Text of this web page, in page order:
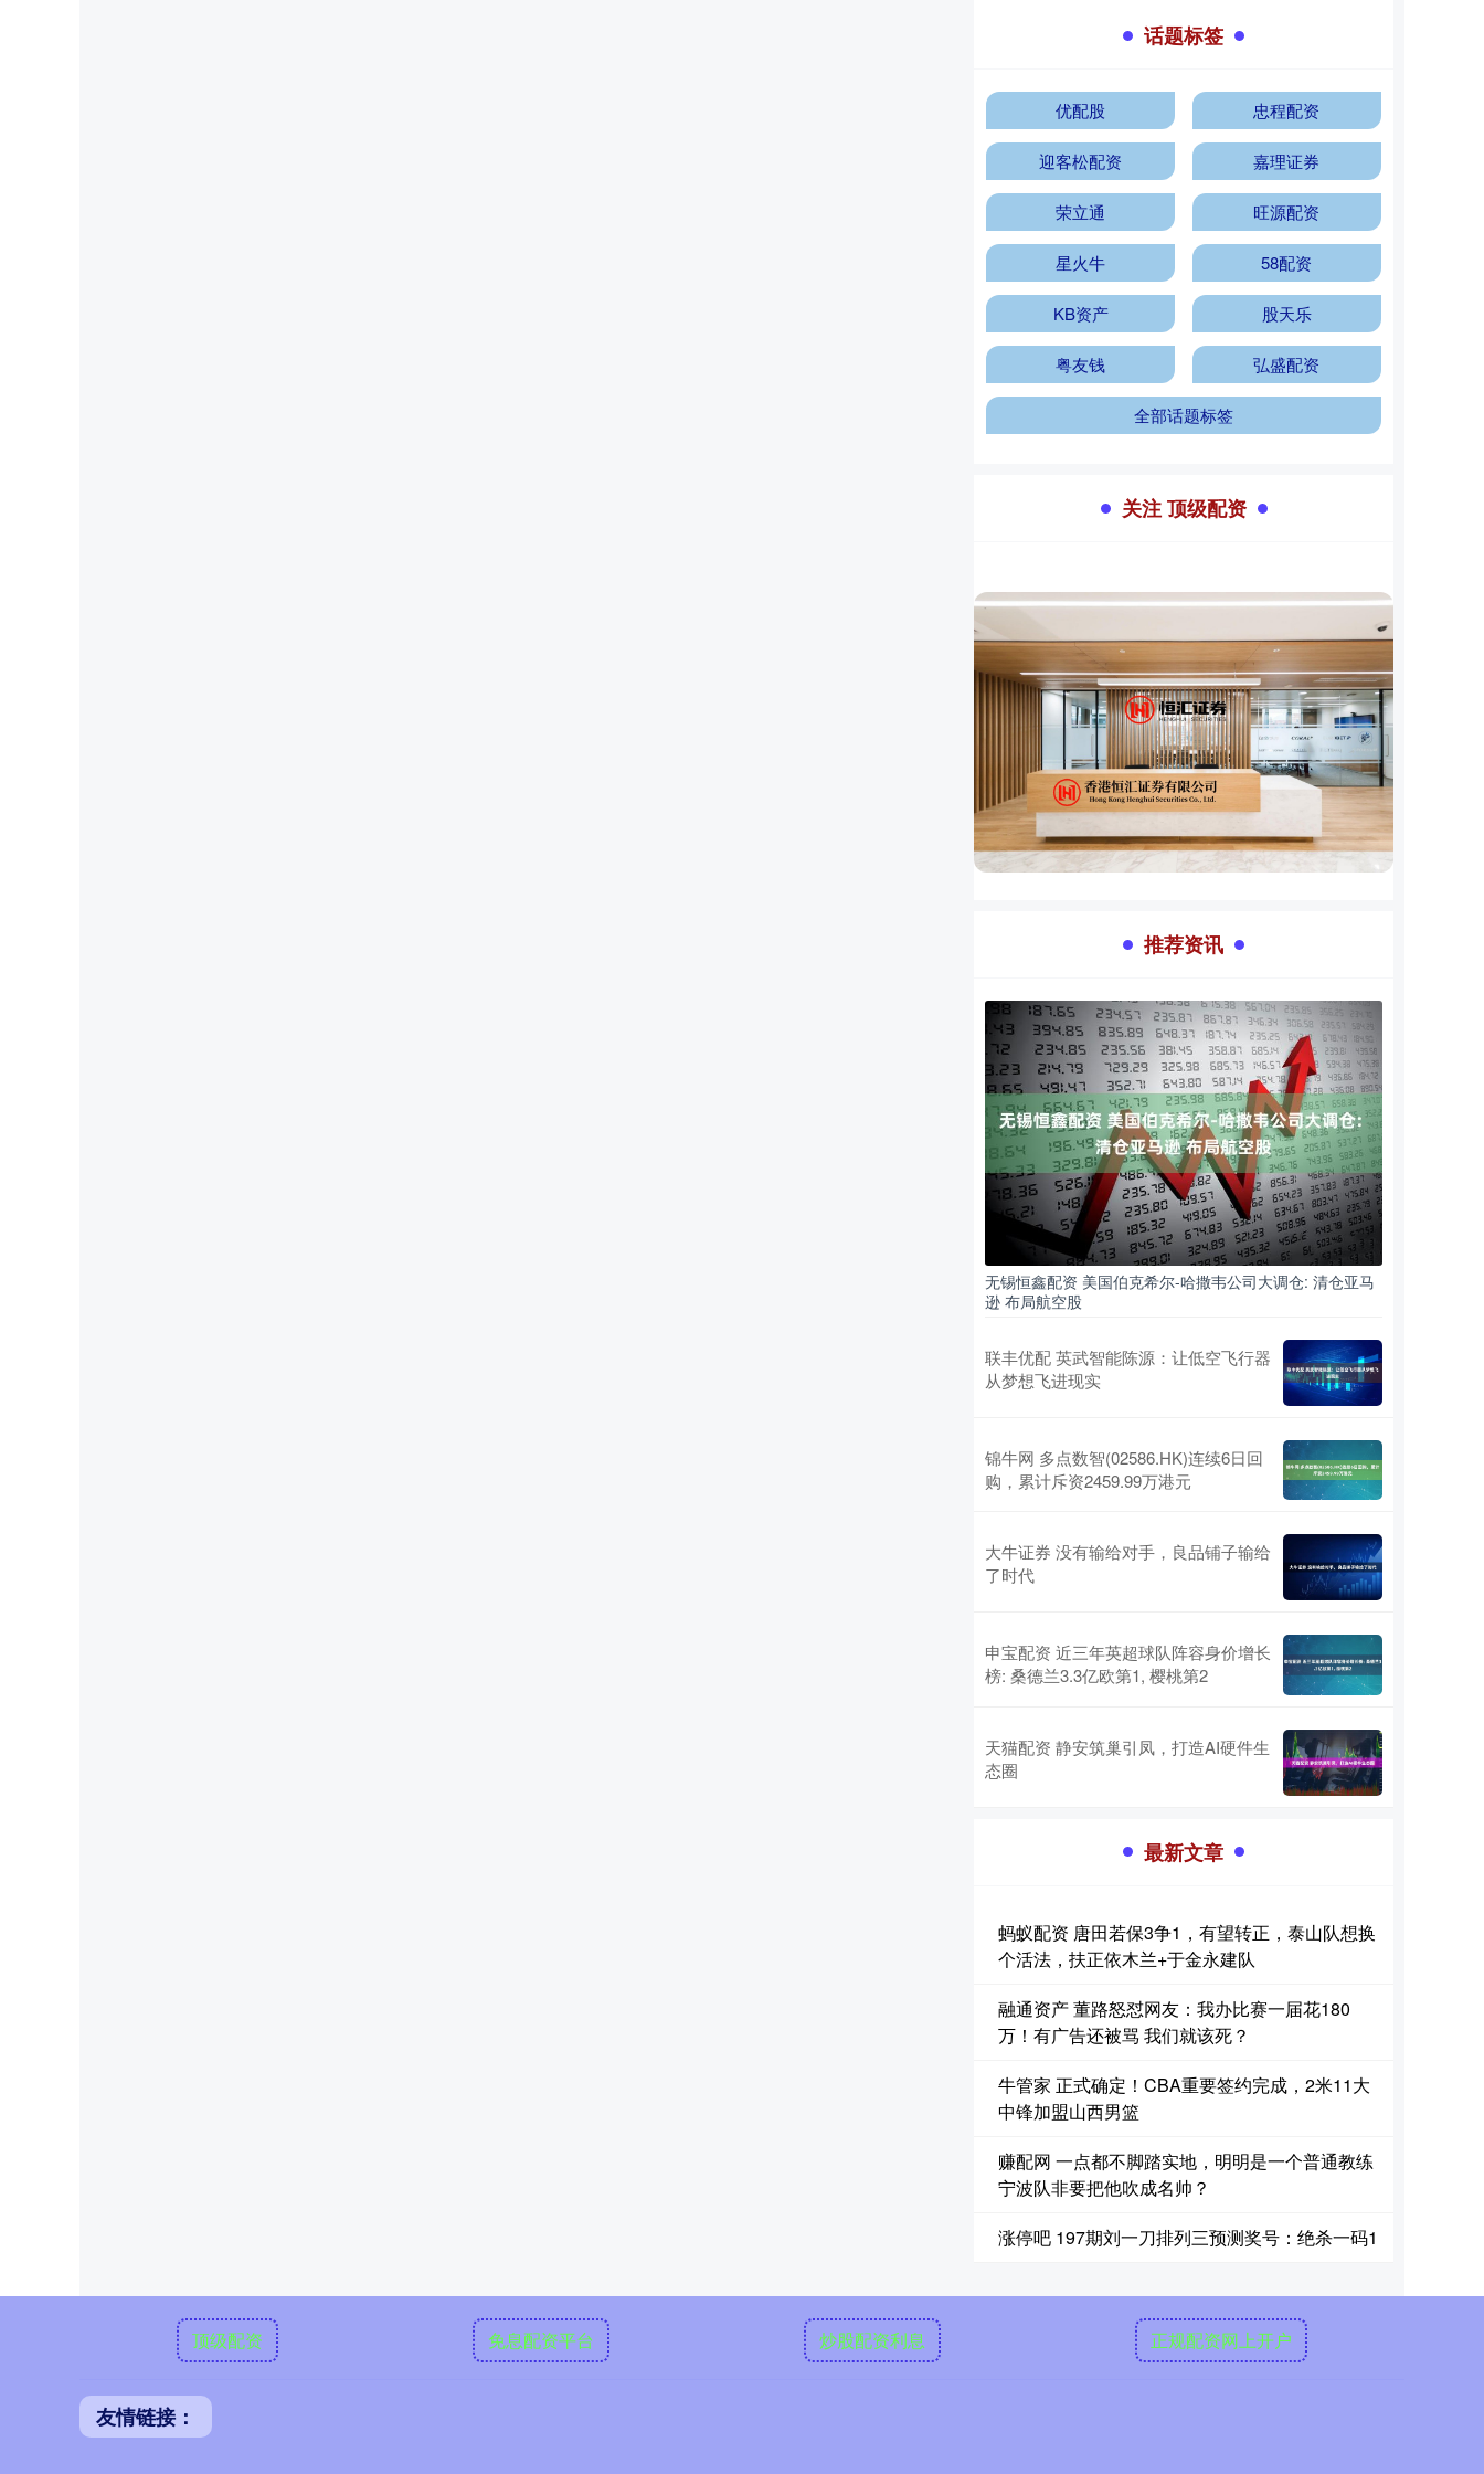
话题标签
优配股 忠程配资
迎客松配资 嘉理证券
荣立通 旺源配资
星火牛 58配资
KB资产 股天乐
粤友钱 弘盛配资
全部话题标签
关注 顶级配资
推荐资讯
无锡恒鑫配资 美国伯克希尔-哈撒韦公司大调仓: 清仓亚马
逊 布局航空股
联丰优配 英武智能陈源：让低空飞行器
从梦想飞进现实
锦牛网 多点数智(02586.HK)连续6日回
购，累计斥资2459.99万港元
大牛证券 没有输给对手，良品铺子输给
了时代
申宝配资 近三年英超球队阵容身价增长
榜: 桑德兰3.3亿欧第1, 樱桃第2
天猫配资 静安筑巢引凤，打造AI硬件生
态圈
最新文章
蚂蚁配资 唐田若保3争1，有望转正，泰山队想换
个活法，扶正依木兰+于金永建队
融通资产 董路怒怼网友：我办比赛一届花180
万！有广告还被骂 我们就该死？
牛管家 正式确定！CBA重要签约完成，2米11大
中锋加盟山西男篮
赚配网 一点都不脚踏实地，明明是一个普通教练
宁波队非要把他吹成名帅？
涨停吧 197期刘一刀排列三预测奖号：绝杀一码1
顶级配资 免息配资平台 炒股配资利息 正规配资网上开户
友情链接：